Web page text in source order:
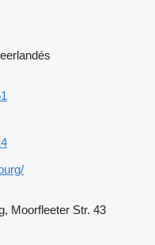
Moorfleeter Str. 43